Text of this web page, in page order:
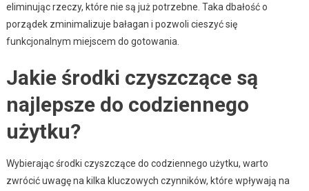
eliminując rzeczy, które nie są już potrzebne. Taka dbałość o
porządek zminimalizuje bałagan i pozwoli cieszyć się
funkcjonalnym miejscem do gotowania.
Jakie środki czyszczące są
najlepsze do codziennego
użytku?
Wybierając środki czyszczące do codziennego użytku, warto
zwrócić uwagę na kilka kluczowych czynników, które wpływają na